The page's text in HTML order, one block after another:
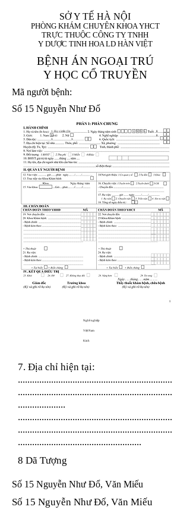
SỞ Y TẾ HÀ NỘI
PHÒNG KHÁM CHUYÊN KHOA YHCT
TRỰC THUỘC CÔNG TY TNHH
Y DƯỢC TINH HOA LD HÀN VIỆT
BỆNH ÁN NGOẠI TRÚ
Y HỌC CỔ TRUYỀN
Mã người bệnh:
Số 15 Nguyễn Như Đổ
1. Họ và tên (In
hoa):
1 9 9 5
8
8
X
X
Nghề nghiệp
Việt Nam
Kinh
7. Địa chỉ hiện tại:
.................................................................
.................................................................
....................
.................................................................
.................................................................
....................................................
8 Dã Tượng
Số 15 Nguyễn Như Đổ, Văn Miếu
Số 15 Nguyễn Như Đổ, Văn Miếu